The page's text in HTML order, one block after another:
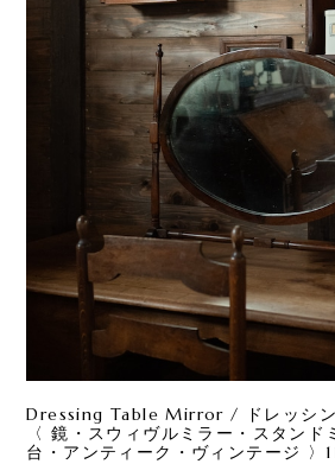
Dressing Table Mirror / ドレッシン
〈 鏡・スウィヴルミラー・スタン
台・アンティーク・ヴィンテージ 〉